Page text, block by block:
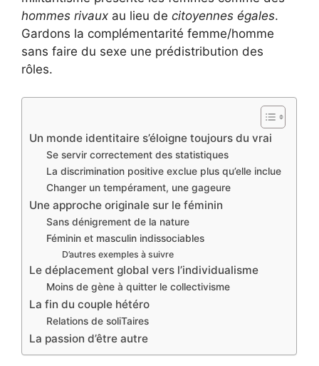
hommes rivaux au lieu de citoyennes égales.
Gardons la complémentarité femme/homme
sans faire du sexe une prédistribution des
rôles.
Un monde identitaire s’éloigne toujours du vrai
Se servir correctement des statistiques
La discrimination positive exclue plus qu’elle inclue
Changer un tempérament, une gageure
Une approche originale sur le féminin
Sans dénigrement de la nature
Féminin et masculin indissociables
D’autres exemples à suivre
Le déplacement global vers l’individualisme
Moins de gène à quitter le collectivisme
La fin du couple hétéro
Relations de soliTaires
La passion d’être autre